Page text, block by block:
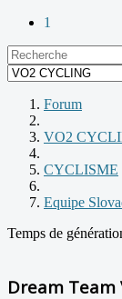
1
Forum
VO2
CYCLISME
Equipe
Temps de
Dream Team